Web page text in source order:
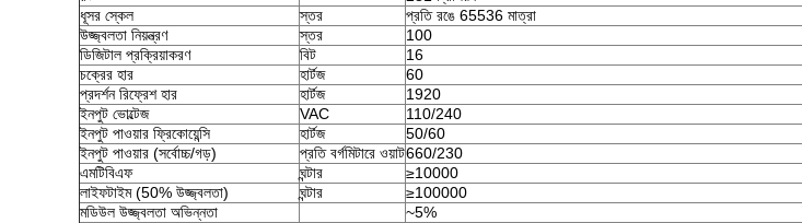
ধূসর স্কেল
স্তর
প্রতি রঙে 65536 মাত্রা
উজ্জ্বলতা নিয়ন্ত্রণ
স্তর
100
ডিজিটাল প্রক্রিয়াকরণ
বিট
16
চক্রের হার
হার্টজ
60
প্রদর্শন রিফ্রেশ হার
হার্টজ
1920
ইনপুট ভোল্টেজ
VAC
110/240
ইনপুট পাওয়ার ফ্রিকোয়েন্সি
হার্টজ
50/60
ইনপুট পাওয়ার (সর্বোচ্চ/গড়)
প্রতি বর্গমিটারে ওয়াট660/230
এমটিবিএফ
ঘন্টার
≥10000
লাইফটাইম (50% উজ্জ্বলতা)
ঘন্টার
≥100000
মডিউল উজ্জ্বলতা অভিন্নতা
~5%